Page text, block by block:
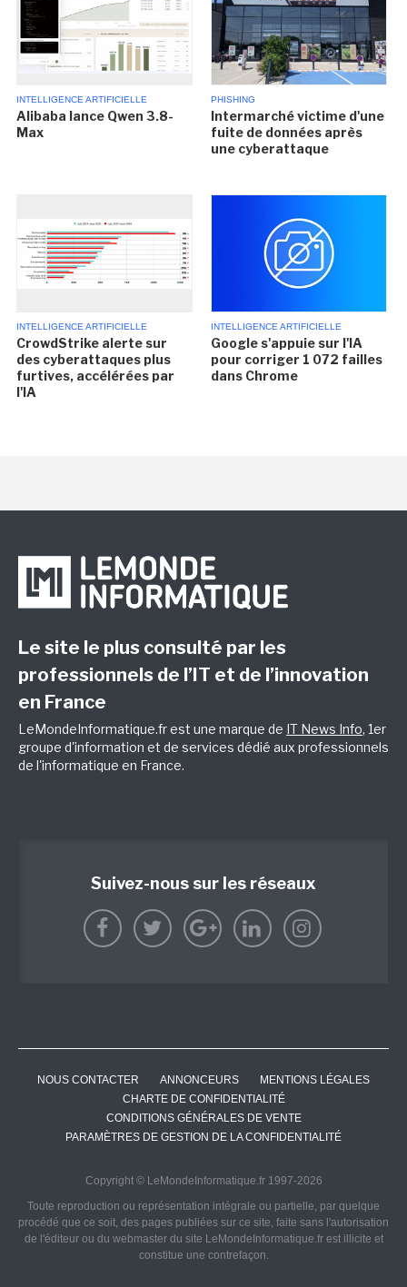
INTELLIGENCE ARTIFICIELLE
Alibaba lance Qwen 3.8-
Max
PHISHING
Intermarché victime d'une
fuite de données après
une cyberattaque
INTELLIGENCE ARTIFICIELLE
CrowdStrike alerte sur
des cyberattaques plus
furtives, accélérées par
l'IA
INTELLIGENCE ARTIFICIELLE
Google s'appuie sur l'IA
pour corriger 1 072 failles
dans Chrome
Le site le plus consulté par les
professionnels de l’IT et de l’innovation
en France
LeMondeInformatique.fr est une marque de IT News Info, 1er
groupe d'information et de services dédié aux professionnels
de l'informatique en France.
Suivez-nous sur les réseaux
NOUS CONTACTER ANNONCEURS
MENTIONS LÉGALES
CHARTE DE CONFIDENTIALITÉ
CONDITIONS GÉNÉRALES DE VENTE
PARAMÈTRES DE GESTION DE LA CONFIDENTIALITÉ
Copyright © LeMondeInformatique.fr 1997-2026
Toute reproduction ou représentation intégrale ou partielle, par quelque
procédé que ce soit, des pages publiées sur ce site, faite sans l'autorisation
de l'éditeur ou du webmaster du site LeMondeInformatique.fr est illicite et
constitue une contrefaçon.